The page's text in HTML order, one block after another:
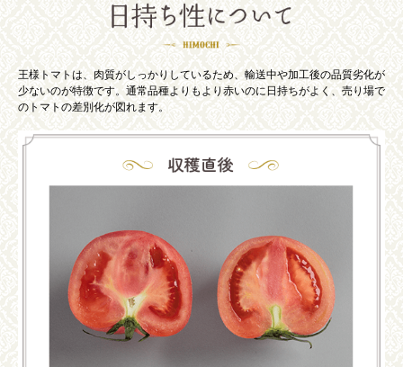
王様トマトは、肉質がしっかりしているため、輸送中や加工後の品質劣化が
少ないのが特徴です。通常品種よりもより赤いのに日持ちがよく、売り場で
のトマトの差別化が図れます。